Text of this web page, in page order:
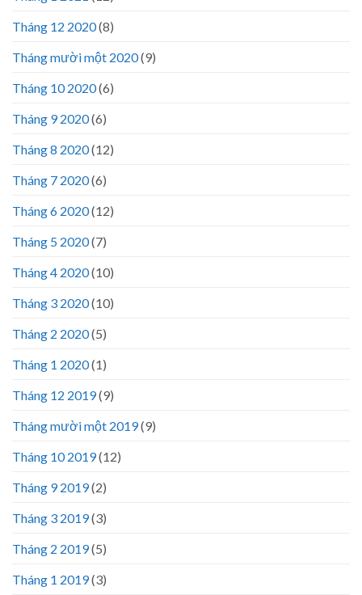
Tháng 12 2020(8)
Tháng mười một 2020(9)
Tháng 10 2020(6)
Tháng 9 2020(6)
Tháng 8 2020(12)
Tháng 7 2020(6)
Tháng 6 2020(12)
Tháng 5 2020(7)
Tháng 4 2020(10)
Tháng 3 2020(10)
Tháng 2 2020(5)
Tháng 1 2020(1)
Tháng 12 2019(9)
Tháng mười một 2019(9)
Tháng 10 2019(12)
Tháng 9 2019(2)
Tháng 3 2019(3)
Tháng 2 2019(5)
Tháng 1 2019(3)